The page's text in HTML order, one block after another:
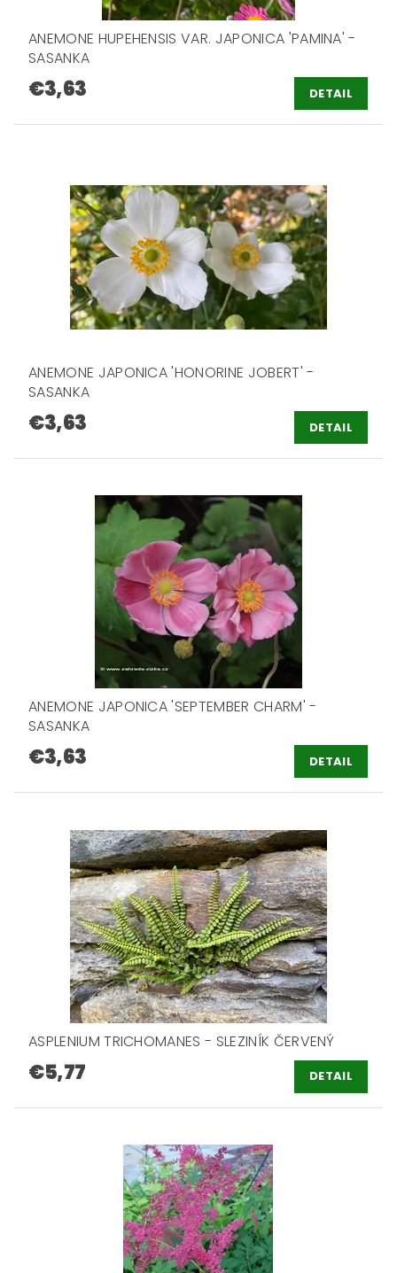
ANEMONE HUPEHENSIS VAR. JAPONICA 'PAMINA' -
SASANKA
€3,63 DETAIL
ANEMONE JAPONICA 'HONORINE JOBERT' -
SASANKA
€3,63 DETAIL
ANEMONE JAPONICA 'SEPTEMBER CHARM' -
SASANKA
€3,63 DETAIL
ASPLENIUM TRICHOMANES - SLEZINÍK ČERVENÝ
€5,77 DETAIL